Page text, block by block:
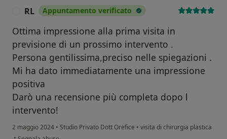
RL Appuntamento verificato
Ottima impressione alla prima visita in
previsione di un prossimo intervento .
Persona gentilissima,preciso nelle spiegazioni .
Mi ha dato immediatamente una impressione
positiva
Darò una recensione più completa dopo l
intervento!
2 maggio 2024 • Studio Privato Dott Orefice • visita di chirurgia plastica
secondo l'opinione dell'utente RL